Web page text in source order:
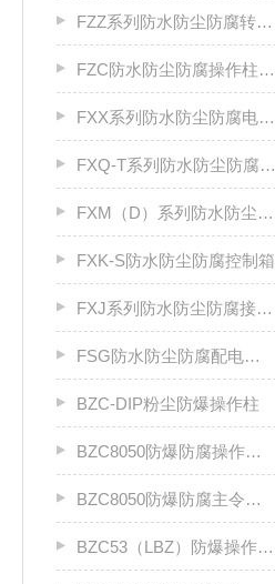
FZZ系列防水防尘防腐转换开关
FZC防水防尘防腐操作柱厂家
FXX系列防水防尘防腐电源插座箱
FXQ-T系列防水防尘防腐动力（电磁）起动箱
FXM（D）系列防水防尘防腐照明（动力）配电箱
FXK-S防水防尘防腐控制箱
FXJ系列防水防尘防腐接线箱
FSG防水防尘防腐配电柜厂家
BZC-DIP粉尘防爆操作柱
BZC8050防爆防腐操作柱（ⅡC级）
BZC8050防爆防腐主令控制器
BZC53（LBZ）防爆操作柱llC